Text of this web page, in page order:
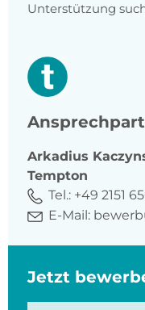
Unterstützung
Arkadius
Tempton
Tel.: +49 2151
E-Mail:
Jetzt